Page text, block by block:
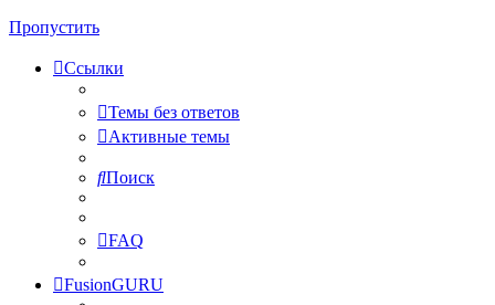
Пропустить
Ссылки
Темы без ответов
Активные темы
Поиск
FAQ
FusionGURU